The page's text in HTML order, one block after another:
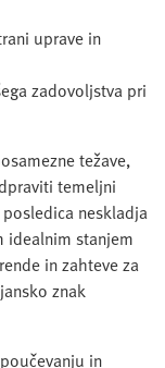
uprave in
zadovoljstva pri
težave,
temeljni
neskladja
idealnim stanjem
in zahteve za
znak
in